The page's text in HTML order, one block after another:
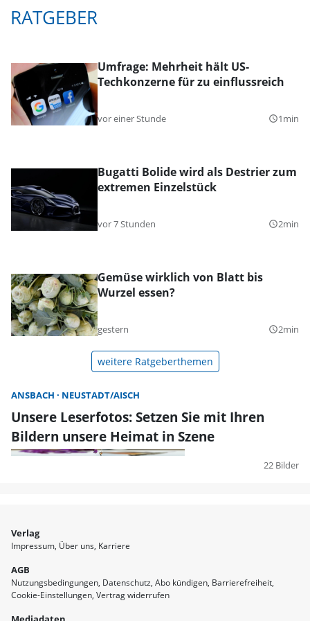
RATGEBER
Umfrage: Mehrheit hält US-
Techkonzerne für zu einflussreich
vor einer Stunde query_builder1min
Bugatti Bolide wird als Destrier zum
extremen Einzelstück
vor 7 Stunden query_builder2min
Gemüse wirklich von Blatt bis
Wurzel essen?
gestern query_builder2min
weitere Ratgeberthemen
ANSBACH NEUSTADT/AISCH
Unsere Leserfotos: Setzen Sie mit Ihren
Bildern unsere Heimat in Szene
22 Bilder
Verlag
Impressum Über uns Karriere
AGB
Nutzungsbedingungen Datenschutz Abo kündigen Barrierefreiheit
Cookie-Einstellungen Vertrag widerrufen